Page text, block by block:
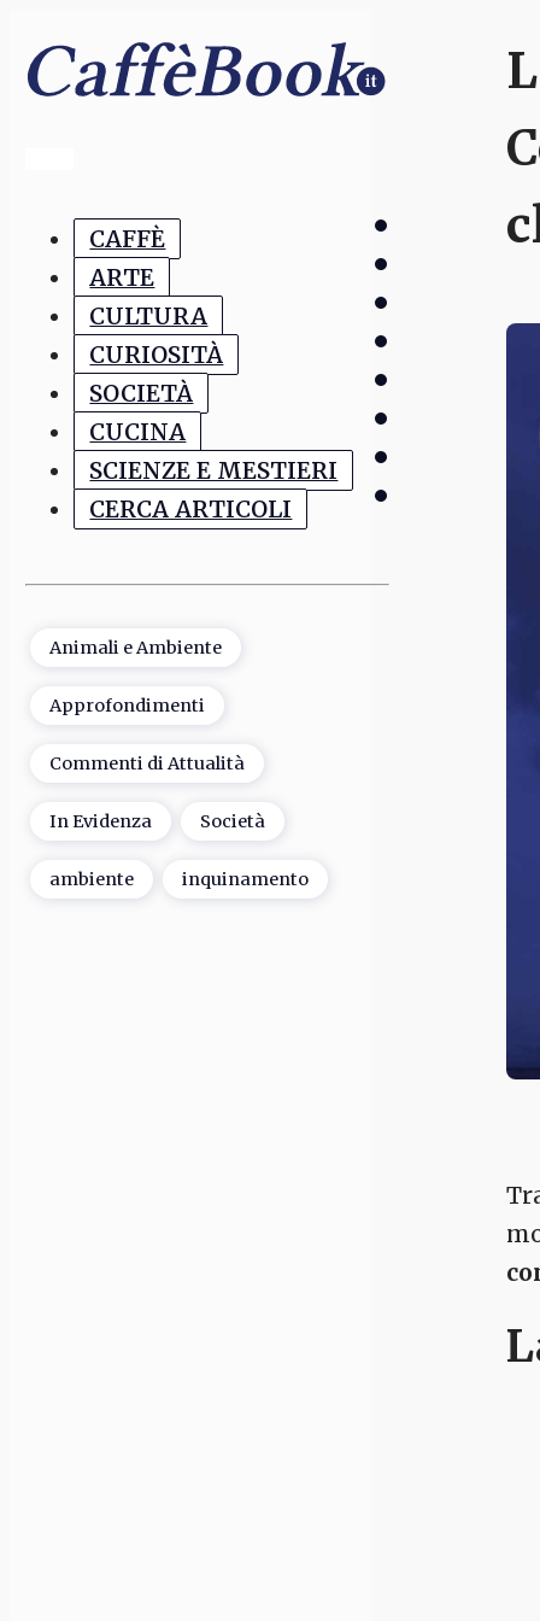
CAFFÈ
ARTE
CULTURA
CURIOSITÀ
SOCIETÀ
CUCINA
SCIENZE E MESTIERI
CERCA ARTICOLI
Animali e Ambiente
Approfondimenti
Commenti di Attualità
In Evidenza Società
ambiente inquinamento